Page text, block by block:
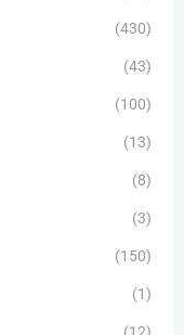
(430)
(43)
(100)
(13)
(8)
(3)
(150)
(1)
(12)